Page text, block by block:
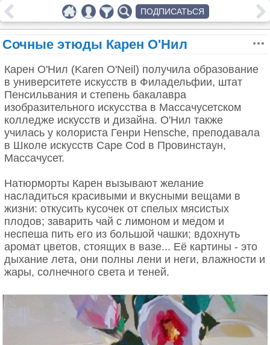
Сочные этюды Карен О'Нил
Карен О'Нил (Karen O'Neil) получила образование
в университете искусств в Филадельфии, штат
Пенсильвания и степень бакалавра
изобразительного искусства в Массачусетском
колледже искусств и дизайна. О'Нил также
училась у колориста Генри Hensche, преподавала
в Школе искусств Cape Cod в Провинстаун,
Массачусет.
Натюрморты Карен вызывают желание
насладиться красивыми и вкусными вещами в
жизни: откусить кусочек от спелых мясистых
плодов; заварить чай с лимоном и медом и
неспеша пить его из большой чашки; вдохнуть
аромат цветов, стоящих в вазе... Её картины - это
дыхание лета, они полны лени и неги, влажности и
жары, солнечного света и теней.
ПОДПИСАТЬСЯ